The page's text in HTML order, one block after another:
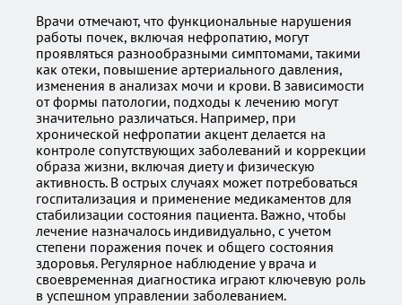
Врачи отмечают, что функциональные нарушения
работы почек, включая нефропатию, могут
проявляться разнообразными симптомами, такими
как отеки, повышение артериального давления,
изменения в анализах мочи и крови. В зависимости
от формы патологии, подходы к лечению могут
значительно различаться. Например, при
хронической нефропатии акцент делается на
контроле сопутствующих заболеваний и коррекции
образа жизни, включая диету и физическую
активность. В острых случаях может потребоваться
госпитализация и применение медикаментов для
стабилизации состояния пациента. Важно, чтобы
лечение назначалось индивидуально, с учетом
степени поражения почек и общего состояния
здоровья. Регулярное наблюдение у врача и
своевременная диагностика играют ключевую роль
в успешном управлении заболеванием.